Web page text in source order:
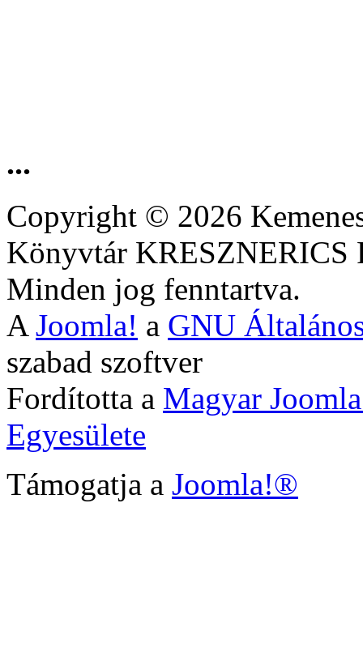
...
Copyright © 2026
Könyvtár
Minden jog fenntartva.
A Joomla! a GNU
szabad szoftver
Fordította a Magyar
Egyesülete
Támogatja a Joomla!®